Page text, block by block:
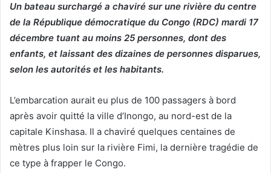
i
e
l
Un bateau surchargé a chaviré sur une rivière du centre
de la République démocratique du Congo (RDC) mardi 17
décembre tuant au moins 25 personnes, dont des
enfants, et laissant des dizaines de personnes disparues,
selon les autorités et les habitants.
L’embarcation aurait eu plus de 100 passagers à bord
après avoir quitté la ville d’Inongo, au nord-est de la
capitale Kinshasa. Il a chaviré quelques centaines de
mètres plus loin sur la rivière Fimi, la dernière tragédie de
ce type à frapper le Congo.